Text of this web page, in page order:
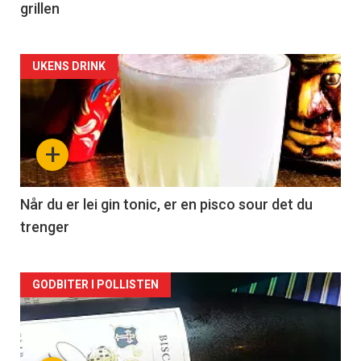
grillen
Forsiden
akkurat
nå
-
2
+
UKENS DRINK
Når du er lei gin tonic, er en pisco sour det du
trenger
Forsiden
akkurat
GODBITER I POLLISTEN